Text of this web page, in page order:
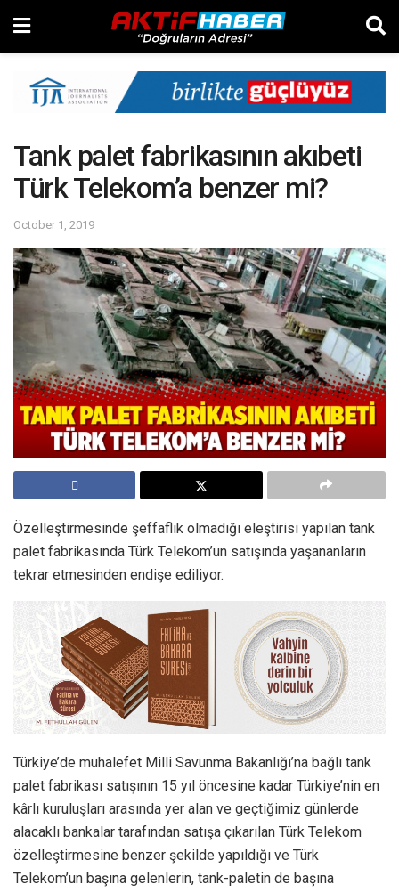
Tank palet fabrikasının akıbeti
Türk Telekom’a benzer mi?
October 1, 2019
Özelleştirmesinde şeffaflık olmadığı eleştirisi yapılan tank
palet fabrikasında Türk Telekom’un satışında yaşananların
tekrar etmesinden endişe ediliyor.
Türkiye’de muhalefet Milli Savunma Bakanlığı’na bağlı tank
palet fabrikası satışının 15 yıl öncesine kadar Türkiye’nin en
kârlı kuruluşları arasında yer alan ve geçtiğimiz günlerde
alacaklı bankalar tarafından satışa çıkarılan Türk Telekom
özelleştirmesine benzer şekilde yapıldığı ve Türk
Telekom’un başına gelenlerin, tank-paletin de başına